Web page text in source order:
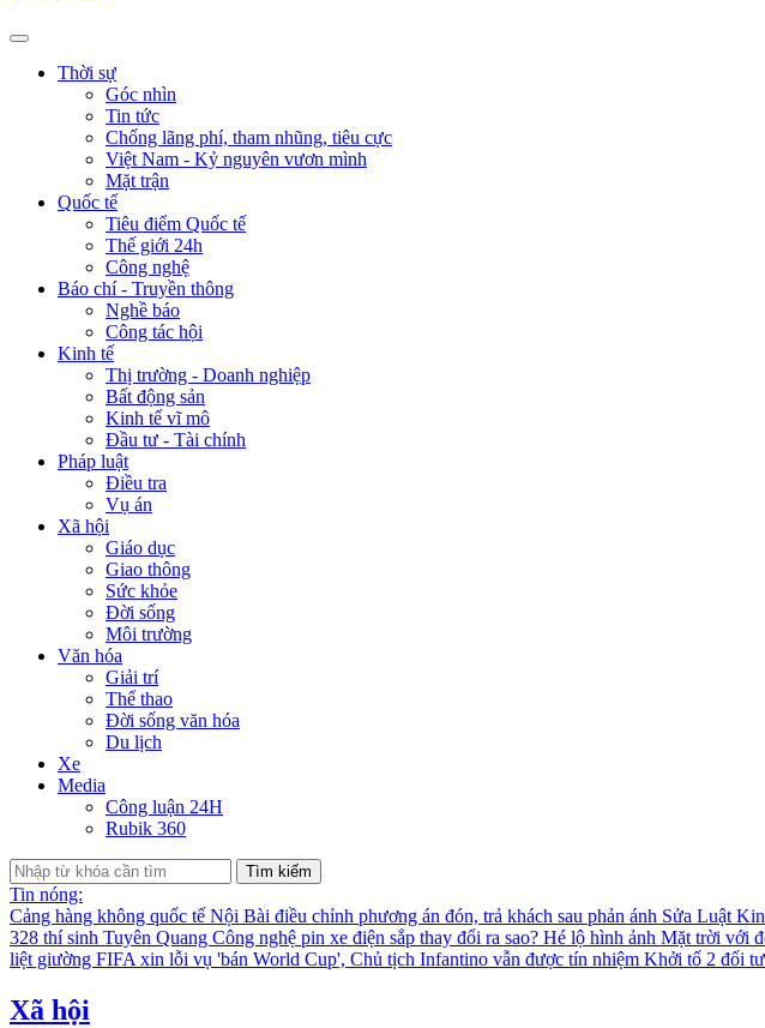
Thời sự
Góc nhìn
Tin tức
Chống lãng phí, tham nhũng, tiêu cực
Việt Nam - Kỷ nguyên vươn mình
Mặt trận
Quốc tế
Tiêu điểm Quốc tế
Thế giới 24h
Công nghệ
Báo chí - Truyền thông
Nghề báo
Công tác hội
Kinh tế
Thị trường - Doanh nghiệp
Bất động sản
Kinh tế vĩ mô
Đầu tư - Tài chính
Pháp luật
Điều tra
Vụ án
Xã hội
Giáo dục
Giao thông
Sức khỏe
Đời sống
Môi trường
Văn hóa
Giải trí
Thể thao
Đời sống văn hóa
Du lịch
Xe
Media
Công luận 24H
Rubik 360
Tìm kiếm
Tin nóng:
Cảng hàng không quốc tế Nội Bài điều chỉnh phương án đón, trả khách sau phản ánh Sửa Luật
328 thí sinh Tuyên Quang Công nghệ pin xe điện sắp thay đổi ra sao? Hé lộ hình ảnh Mặt trời với
liệt giường FIFA xin lỗi vụ 'bán World Cup', Chủ tịch Infantino vẫn được tín nhiệm Khởi tố 2 đối
Xã hội